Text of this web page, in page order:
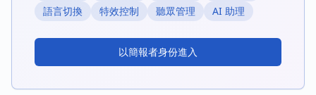
語言切換
特效控制 聽眾管理 AI 助理
以簡報者身份進入